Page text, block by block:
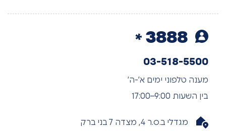
03-518-5500
מענה טלפוני ימים א’-ה’
בין השעות 9:00–17:00
מגדלי ב.ס.ר 4, מצדה 7 בני ברק